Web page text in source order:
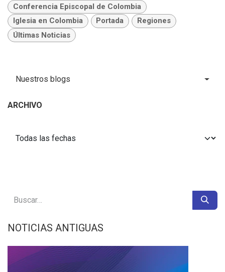
Conferencia Episcopal de Colombia
Iglesia en Colombia
Portada
Regiones
Últimas Noticias
Nuestros blogs
ARCHIVO
NOTICIAS ANTIGUAS